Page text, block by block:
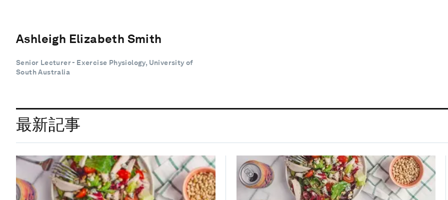
Ashleigh Elizabeth Smith
Senior Lecturer - Exercise Physiology, University of
South Australia
最新記事